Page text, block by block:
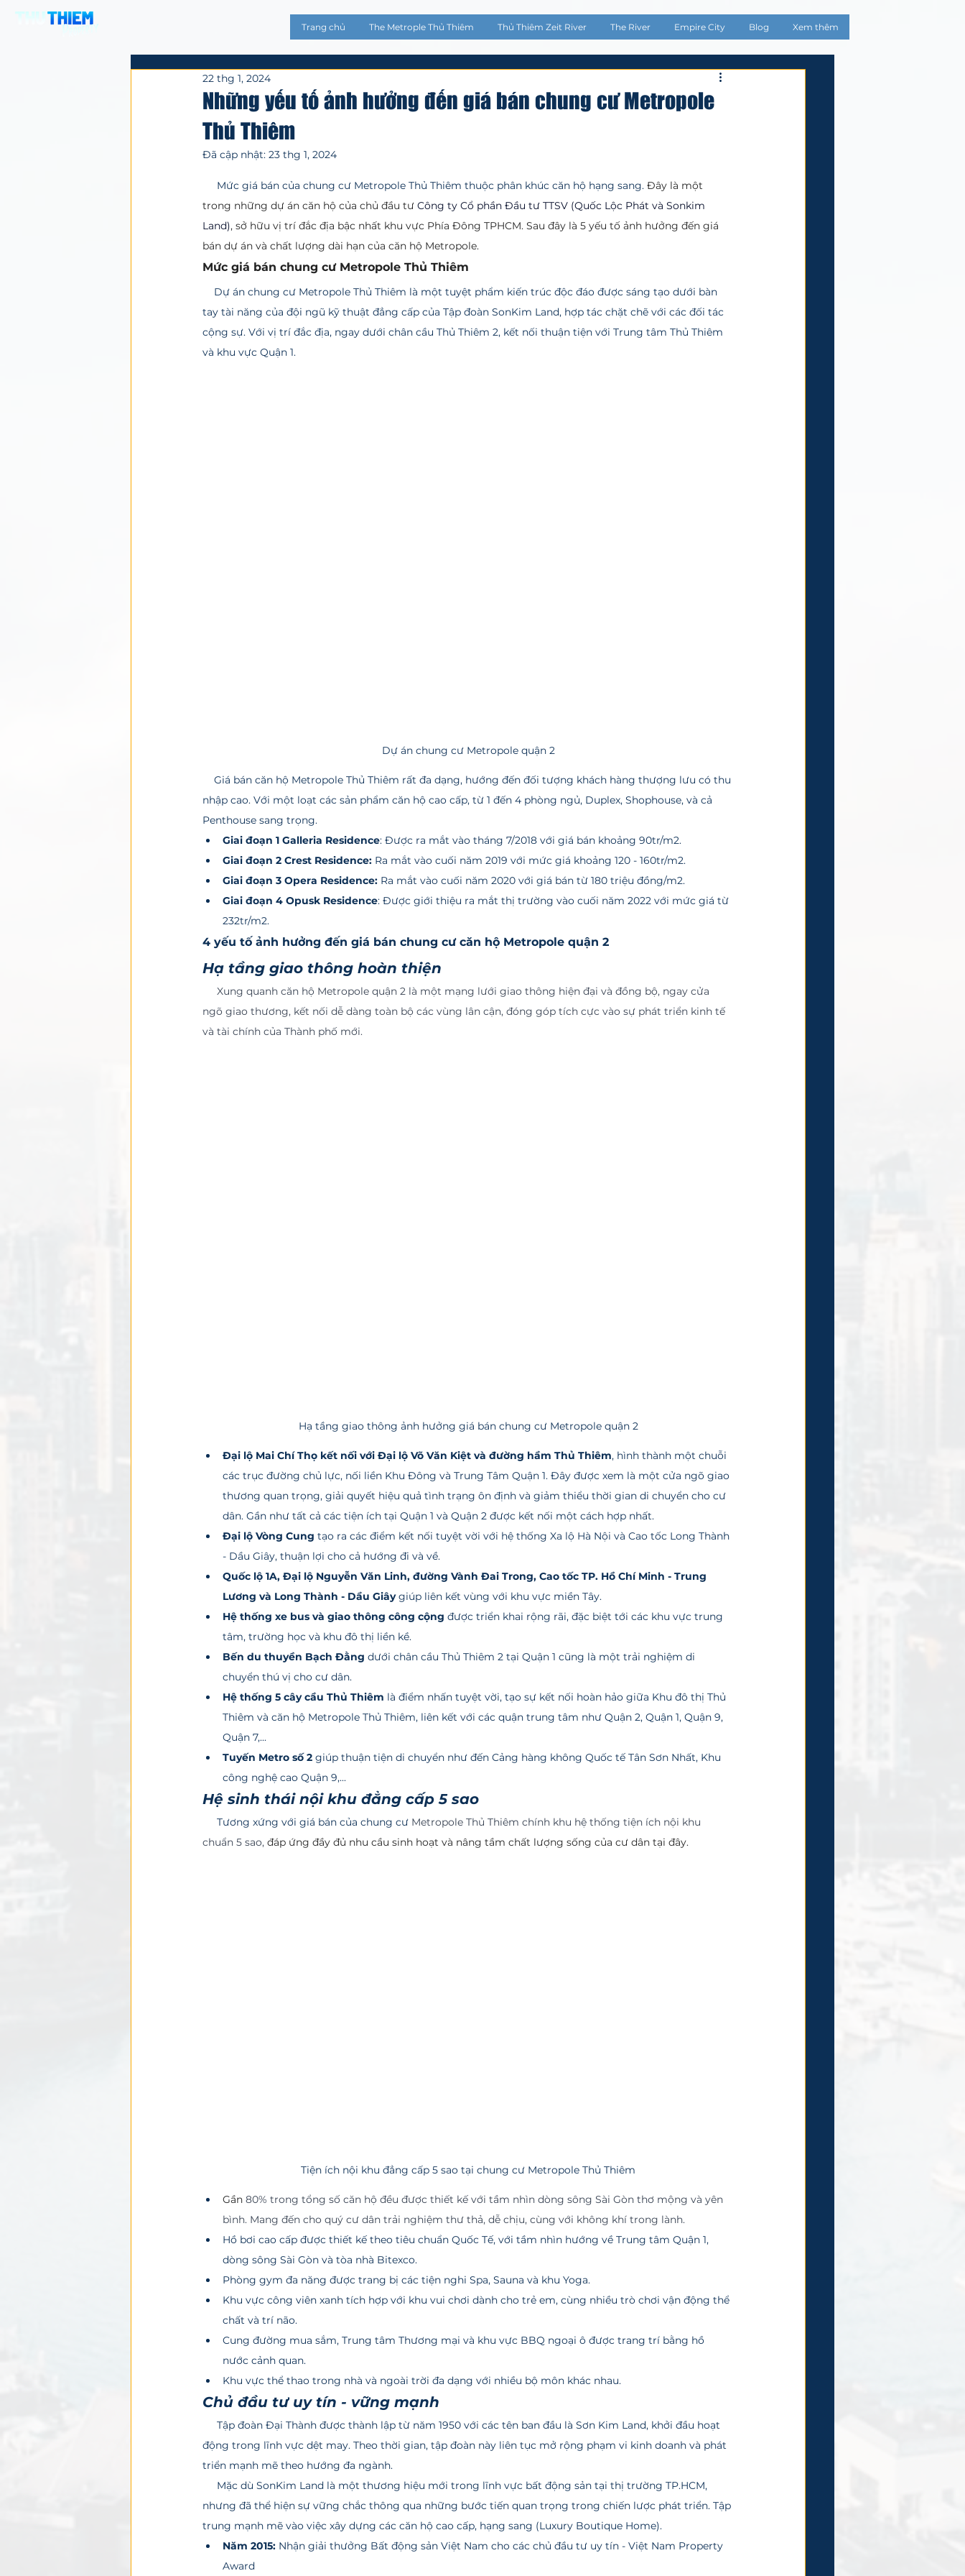
Trang chủ The Metrople Thủ Thiêm Thủ Thiêm Zeit River The River Empire City Blog Xem thêm
Những yếu tố ảnh hưởng đến giá bán chung cư Metropole
Thủ Thiêm
22 thg 1, 2024
Đã cập nhật: 23 thg 1, 2024
     Mức giá bán của chung cư Metropole Thủ Thiêm thuộc phân khúc căn hộ hạng sang.
Đây là một
trong những dự án căn hộ của chủ đầu tư Công ty Cổ phần Đầu tư TTSV (Quốc Lộc Phát và Sonkim
Land), sở hữu vị trí đắc địa bậc nhất khu vực Phía Đông TPHCM. Sau đây là 5 yếu tố ảnh hưởng đến giá
bán dự án và chất lượng dài hạn của căn hộ Metropole.
Mức giá bán chung cư Metropole Thủ Thiêm
tay tài năng của đội ngũ kỹ thuật đẳng cấp của Tập đoàn SonKim Land, hợp tác chặt chẽ với các đối tác
cộng sự. Với vị trí đắc địa, ngay dưới chân cầu Thủ Thiêm 2, kết nối thuận tiện với Trung tâm Thủ Thiêm
và khu vực Quận 1.
Dự án chung cư Metropole quận 2
nhập cao. Với một loạt các sản phẩm căn hộ cao cấp, từ 1 đến 4 phòng ngủ, Duplex, Shophouse, và cả
Penthouse sang trọng.
Giai đoạn 1 Galleria Residence: Được ra mắt vào tháng 7/2018 với giá bán khoảng 90tr/m2.
Giai đoạn 2 Crest Residence: Ra mắt vào cuối năm 2019 với mức giá khoảng 120 - 160tr/m2.
Giai đoạn 3 Opera Residence: Ra mắt vào cuối năm 2020 với giá bán từ 180 triệu đồng/m2.
Giai đoạn 4 Opusk Residence: Được giới thiệu ra mắt thị trường vào cuối năm 2022 với mức giá từ
232tr/m2.
4 yếu tố ảnh hưởng đến giá bán chung cư căn hộ Metropole quận 2
Hạ tầng giao thông hoàn thiện
ngõ giao thương, kết nối dễ dàng toàn bộ các vùng lân cận, đóng góp tích cực vào sự phát triển kinh tế
và tài chính của Thành phố mới.
Hạ tầng giao thông ảnh hưởng giá bán chung cư Metropole quận 2
Đại lộ Mai Chí Thọ kết nối với Đại lộ Võ Văn Kiệt và đường hầm Thủ Thiêm, hình thành một chuỗi
các trục đường chủ lực, nối liền Khu Đông và Trung Tâm Quận 1. Đây được xem là một cửa ngõ giao
thương quan trọng, giải quyết hiệu quả tình trạng ôn định và giảm thiểu thời gian di chuyển cho cư
dân. Gần như tất cả các tiện ích tại Quận 1 và Quận 2 được kết nối một cách hợp nhất.
Đại lộ Vòng Cung tạo ra các điểm kết nối tuyệt vời với hệ thống Xa lộ Hà Nội và Cao tốc Long Thành
- Dầu Giây, thuận lợi cho cả hướng đi và về.
Quốc lộ 1A, Đại lộ Nguyễn Văn Linh, đường Vành Đai Trong, Cao tốc TP. Hồ Chí Minh - Trung
Lương và Long Thành - Dầu Giây giúp liên kết vùng với khu vực miền Tây.
Hệ thống xe bus và giao thông công cộng được triển khai rộng rãi, đặc biệt tới các khu vực trung
tâm, trường học và khu đô thị liền kề.
Bến du thuyền Bạch Đằng dưới chân cầu Thủ Thiêm 2 tại Quận 1 cũng là một trải nghiệm di
chuyển thú vị cho cư dân.
Hệ thống 5 cây cầu Thủ Thiêm là điểm nhấn tuyệt vời, tạo sự kết nối hoàn hảo giữa Khu đô thị Thủ
Thiêm và căn hộ Metropole Thủ Thiêm, liên kết với các quận trung tâm như Quận 2, Quận 1, Quận 9,
Quận 7,...
Tuyến Metro số 2 giúp thuận tiện di chuyển như đến Cảng hàng không Quốc tế Tân Sơn Nhất, Khu
công nghệ cao Quận 9,...
Hệ sinh thái nội khu đẳng cấp 5 sao
     Tương xứng với giá bán của chung cư
Metropole Thủ Thiêm chính khu hệ thống tiện ích nội khu
chuẩn 5 sao, đáp ứng đầy đủ nhu cầu sinh hoạt và nâng tầm chất lượng sống của cư dân tại đây.
Tiện ích nội khu đẳng cấp 5 sao tại chung cư Metropole Thủ Thiêm
Gần 80% trong tổng số căn hộ đều được thiết kế với tầm nhìn dòng sông Sài Gòn thơ mộng và yên
bình. Mang đến cho quý cư dân trải nghiệm thư thả, dễ chịu, cùng với không khí trong lành.
Hồ bơi cao cấp được thiết kế theo tiêu chuẩn Quốc Tế, với tầm nhìn hướng về Trung tâm Quận 1,
dòng sông Sài Gòn và tòa nhà Bitexco.
Phòng gym đa năng được trang bị các tiện nghi Spa, Sauna và khu Yoga.
Khu vực công viên xanh tích hợp với khu vui chơi dành cho trẻ em, cùng nhiều trò chơi vận động thể
chất và trí não.
Cung đường mua sắm, Trung tâm Thương mại và khu vực BBQ ngoại ô được trang trí bằng hồ
nước cảnh quan.
Khu vực thể thao trong nhà và ngoài trời đa dạng với nhiều bộ môn khác nhau.
Chủ đầu tư uy tín - vững mạnh
động trong lĩnh vực dệt may. Theo thời gian, tập đoàn này liên tục mở rộng phạm vi kinh doanh và phát
triển mạnh mẽ theo hướng đa ngành.
nhưng đã thể hiện sự vững chắc thông qua những bước tiến quan trọng trong chiến lược phát triển. Tập
trung mạnh mẽ vào việc xây dựng các căn hộ cao cấp, hạng sang (Luxury Boutique Home).
Năm 2015: Nhận giải thưởng Bất động sản Việt Nam cho các chủ đầu tư uy tín - Việt Nam Property
Award